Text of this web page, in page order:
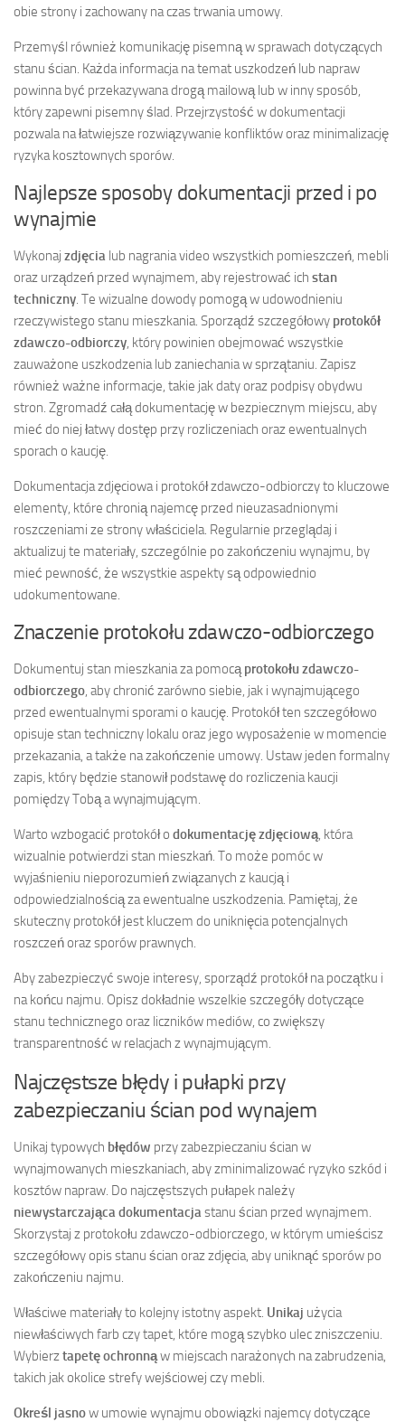
obie strony i zachowany na czas trwania umowy.
Przemyśl również komunikację pisemną w sprawach dotyczących
stanu ścian. Każda informacja na temat uszkodzeń lub napraw
powinna być przekazywana drogą mailową lub w inny sposób,
który zapewni pisemny ślad. Przejrzystość w dokumentacji
pozwala na łatwiejsze rozwiązywanie konfliktów oraz minimalizację
ryzyka kosztownych sporów.
Najlepsze sposoby dokumentacji przed i po
wynajmie
Wykonaj zdjęcia lub nagrania video wszystkich pomieszczeń, mebli
oraz urządzeń przed wynajmem, aby rejestrować ich stan
techniczny . Te wizualne dowody pomogą w udowodnieniu
rzeczywistego stanu mieszkania. Sporządź szczegółowy protokół
zdawczo-odbiorczy , który powinien obejmować wszystkie
zauważone uszkodzenia lub zaniechania w sprzątaniu. Zapisz
również ważne informacje, takie jak daty oraz podpisy obydwu
stron. Zgromadź całą dokumentację w bezpiecznym miejscu, aby
mieć do niej łatwy dostęp przy rozliczeniach oraz ewentualnych
sporach o kaucję.
Dokumentacja zdjęciowa i protokół zdawczo-odbiorczy to kluczowe
elementy, które chronią najemcę przed nieuzasadnionymi
roszczeniami ze strony właściciela. Regularnie przeglądaj i
aktualizuj te materiały, szczególnie po zakończeniu wynajmu, by
mieć pewność, że wszystkie aspekty są odpowiednio
udokumentowane.
Znaczenie protokołu zdawczo-odbiorczego
Dokumentuj stan mieszkania za pomocą protokołu zdawczo-
odbiorczego , aby chronić zarówno siebie, jak i wynajmującego
przed ewentualnymi sporami o kaucję. Protokół ten szczegółowo
opisuje stan techniczny lokalu oraz jego wyposażenie w momencie
przekazania, a także na zakończenie umowy. Ustaw jeden formalny
zapis, który będzie stanowił podstawę do rozliczenia kaucji
pomiędzy Tobą a wynajmującym.
Warto wzbogacić protokół o dokumentację zdjęciową , która
wizualnie potwierdzi stan mieszkań. To może pomóc w
wyjaśnieniu nieporozumień związanych z kaucją i
odpowiedzialnością za ewentualne uszkodzenia. Pamiętaj, że
skuteczny protokół jest kluczem do uniknięcia potencjalnych
roszczeń oraz sporów prawnych.
Aby zabezpieczyć swoje interesy, sporządź protokół na początku i
na końcu najmu. Opisz dokładnie wszelkie szczegóły dotyczące
stanu technicznego oraz liczników mediów, co zwiększy
transparentność w relacjach z wynajmującym.
Najczęstsze błędy i pułapki przy
zabezpieczaniu ścian pod wynajem
Unikaj typowych błędów przy zabezpieczaniu ścian w
wynajmowanych mieszkaniach, aby zminimalizować ryzyko szkód i
kosztów napraw. Do najczęstszych pułapek należy
niewystarczająca dokumentacja stanu ścian przed wynajmem.
Skorzystaj z protokołu zdawczo-odbiorczego, w którym umieścisz
szczegółowy opis stanu ścian oraz zdjęcia, aby uniknąć sporów po
zakończeniu najmu.
Właściwe materiały to kolejny istotny aspekt. Unikaj użycia
niewłaściwych farb czy tapet, które mogą szybko ulec zniszczeniu.
Wybierztapetę ochronnąw miejscach narażonych na zabrudzenia,
takich jak okolice strefy wejściowej czy mebli.
Określ jasnow umowie wynajmu obowiązki najemcy dotyczące